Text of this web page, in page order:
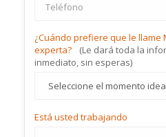
¿Cuándo prefiere que le llame
experta?
(Le dará toda la
inmediato, sin esperas)
Está usted trabajando